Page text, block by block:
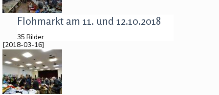
Flohmarkt am 11. und 12.10.2018
35 Bilder
[2018-03-16]